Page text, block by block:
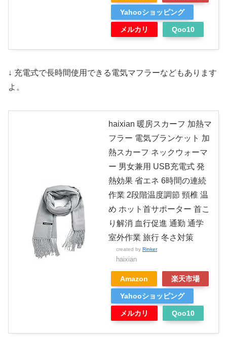
Yahooショッピング
メルカリ Qoo10
↓ 充電式で長時間使用できる電気マフラーなどもあります
よ。
haixian 暖房スカーフ 加熱マ
フラー 電気ブランケット 加
熱スカーフ ネックウォーマ
ー 男女兼用 USB充電式 発
熱効果 省エネ 6時間の連続
作業 2段階温度調節 頸椎 温
め ホット首サポーター 首こ
り解消 血行促進 通勤 通学
室外作業 旅行 冬さ対策
created by Rinker
haixian
Amazon 楽天市場
Yahooショッピング
メルカリ Qoo10